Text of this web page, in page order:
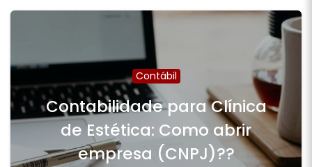
Contábil
Contabilidade para Clí­nica
de Estética: Como abrir
empresa (CNPJ)??